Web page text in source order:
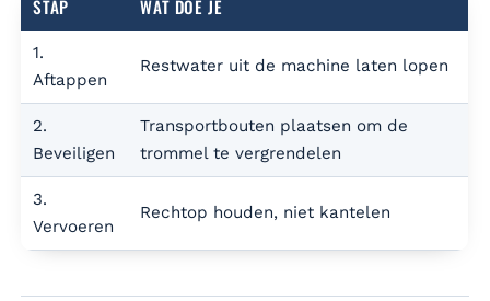
STAP WAT DOE JE
1.
Aftappen
Restwater uit de machine laten lopen
2.
Beveiligen
Transportbouten plaatsen om de
trommel te vergrendelen
3.
Vervoeren
Rechtop houden, niet kantelen